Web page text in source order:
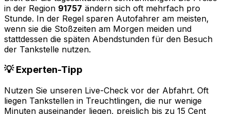
in der Region 91757 ändern sich oft mehrfach pro
Stunde. In der Regel sparen Autofahrer am meisten,
wenn sie die Stoßzeiten am Morgen meiden und
stattdessen die späten Abendstunden für den Besuch
der Tankstelle nutzen.
💡 Experten-Tipp
Nutzen Sie unseren Live-Check vor der Abfahrt. Oft
liegen Tankstellen in Treuchtlingen, die nur wenige
Minuten auseinander liegen, preislich bis zu 15 Cent